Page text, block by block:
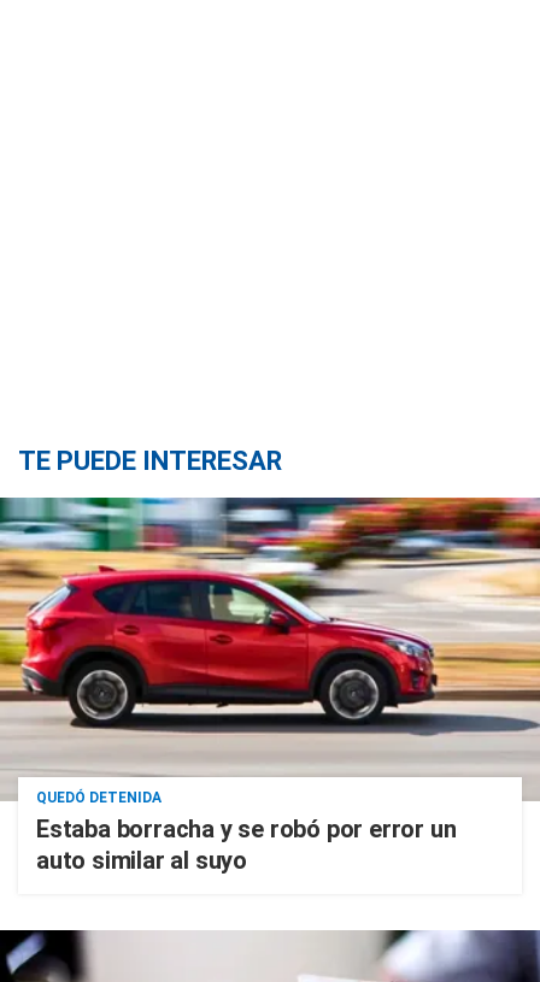
TE PUEDE INTERESAR
QUEDÓ DETENIDA
Estaba borracha y se robó por error un
auto similar al suyo